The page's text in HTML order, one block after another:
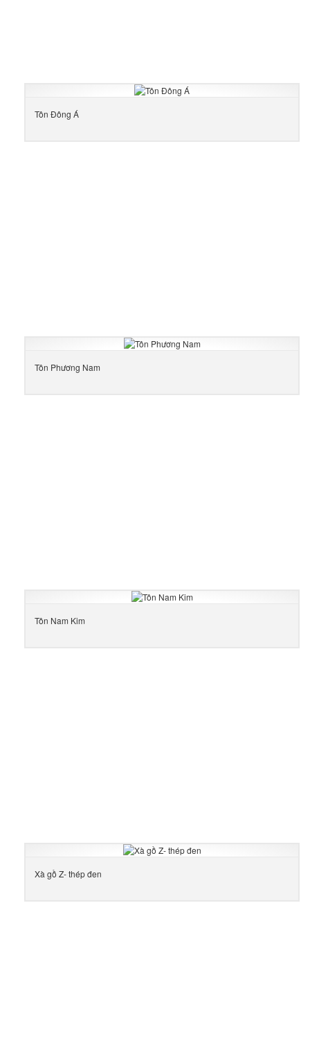
Tôn Đông Á
Tôn Phương Nam
Tôn Nam Kim
Xà gồ Z- thép đen